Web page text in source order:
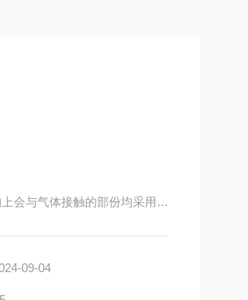
会与气体接触的部份均采用抗
09-04